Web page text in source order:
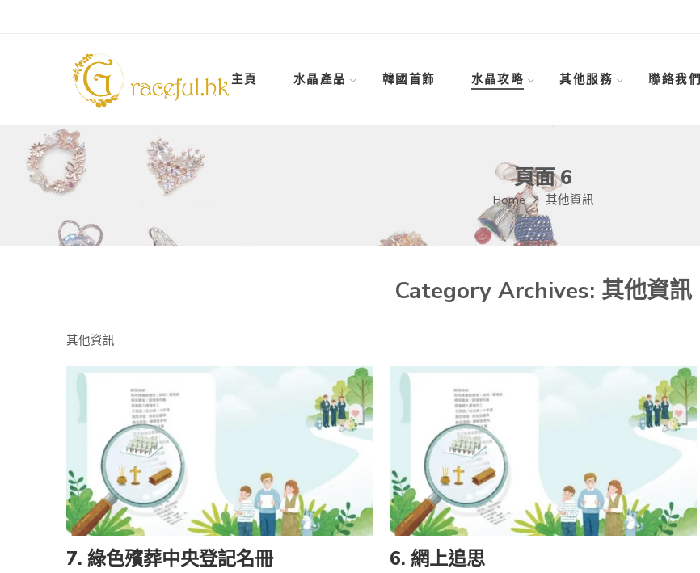
主頁 水晶產品 韓國首飾 水晶攻略 其他服務 聯絡我們
頁面 6
Home 其他資訊
Category Archives: 其他資訊
其他資訊
7. 綠色殯葬中央登記名冊 6. 網上追思